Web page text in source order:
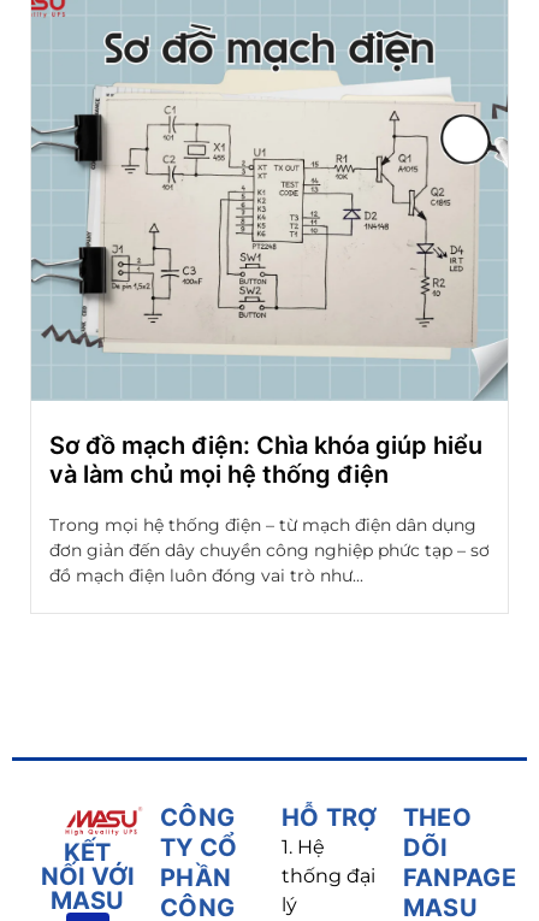
Sơ đồ mạch điện: Chìa khóa giúp hiểu
và làm chủ mọi hệ thống điện
Trong mọi hệ thống điện – từ mạch điện dân dụng
đơn giản đến dây chuyền công nghiệp phức tạp – sơ
đồ mạch điện luôn đóng vai trò như...
KẾT
NỐI VỚI
MASU
CÔNG
TY CỔ
PHẦN
CÔNG
HỖ TRỢ
1. Hệ
thống đại
lý
THEO
DÕI
FANPAGE
MASU